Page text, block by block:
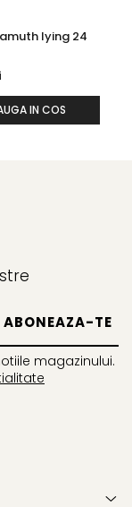
lying 24
IN COS
magazinului.